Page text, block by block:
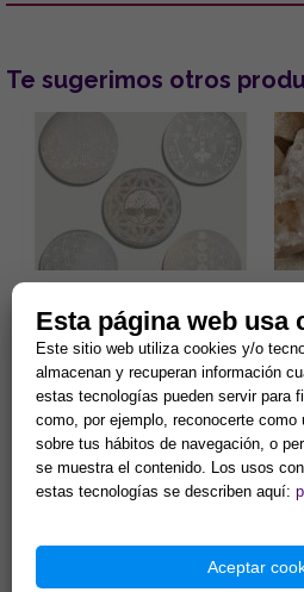
Te sugerimos otros
GRABADO. MODELOS
SURTIDOS (15 cm.)
Gran capacidad para la
limpieza de minerales y
energias negativas.
Propiedades purificantes y
protectoras....
7,90 €
Comprar
Esta página web usa
Este sitio web utiliza cookies y/o
almacenan y recuperan información
estas tecnologías pueden servir para
como, por ejemplo, reconocerte como
sobre tus hábitos de navegación, o
se muestra el contenido. Los usos
estas tecnologías se describen aquí:
Aceptar